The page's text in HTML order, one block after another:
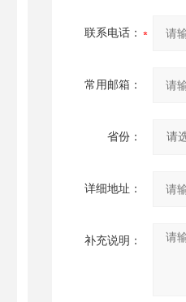
联系电话：
常用邮箱：
省份：
详细地址：
补充说明：